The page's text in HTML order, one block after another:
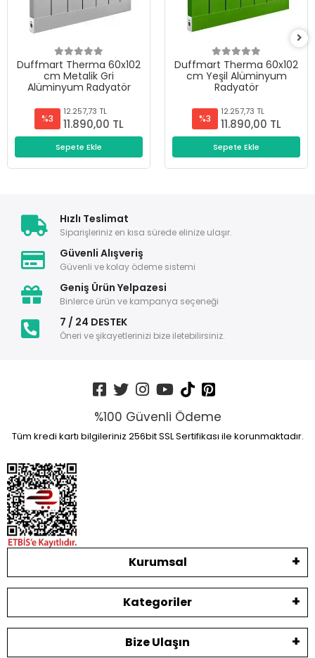
Duffmart Therma 60x102
cm Metalik Gri
Alüminyum Radyatör
%3
12.257,73 TL
11.890,00 TL
Sepete Ekle
Duffmart Therma 60x102
cm Yeşil Alüminyum
Radyatör
%3
12.257,73 TL
11.890,00 TL
Sepete Ekle
Hızlı Teslimat
Siparişleriniz en kısa sürede elinize ulaşır.
Güvenli Alışveriş
Güvenli ve kolay ödeme sistemi
Geniş Ürün Yelpazesi
Binlerce ürün ve kampanya seçeneği
7 / 24 DESTEK
Öneri ve şikayetlerinizi bize iletebilirsiniz.
%100 Güvenli Ödeme
Tüm kredi kartı bilgileriniz 256bit SSL Sertifikası ile korunmaktadır.
Kurumsal
Kategoriler
Bize Ulaşın